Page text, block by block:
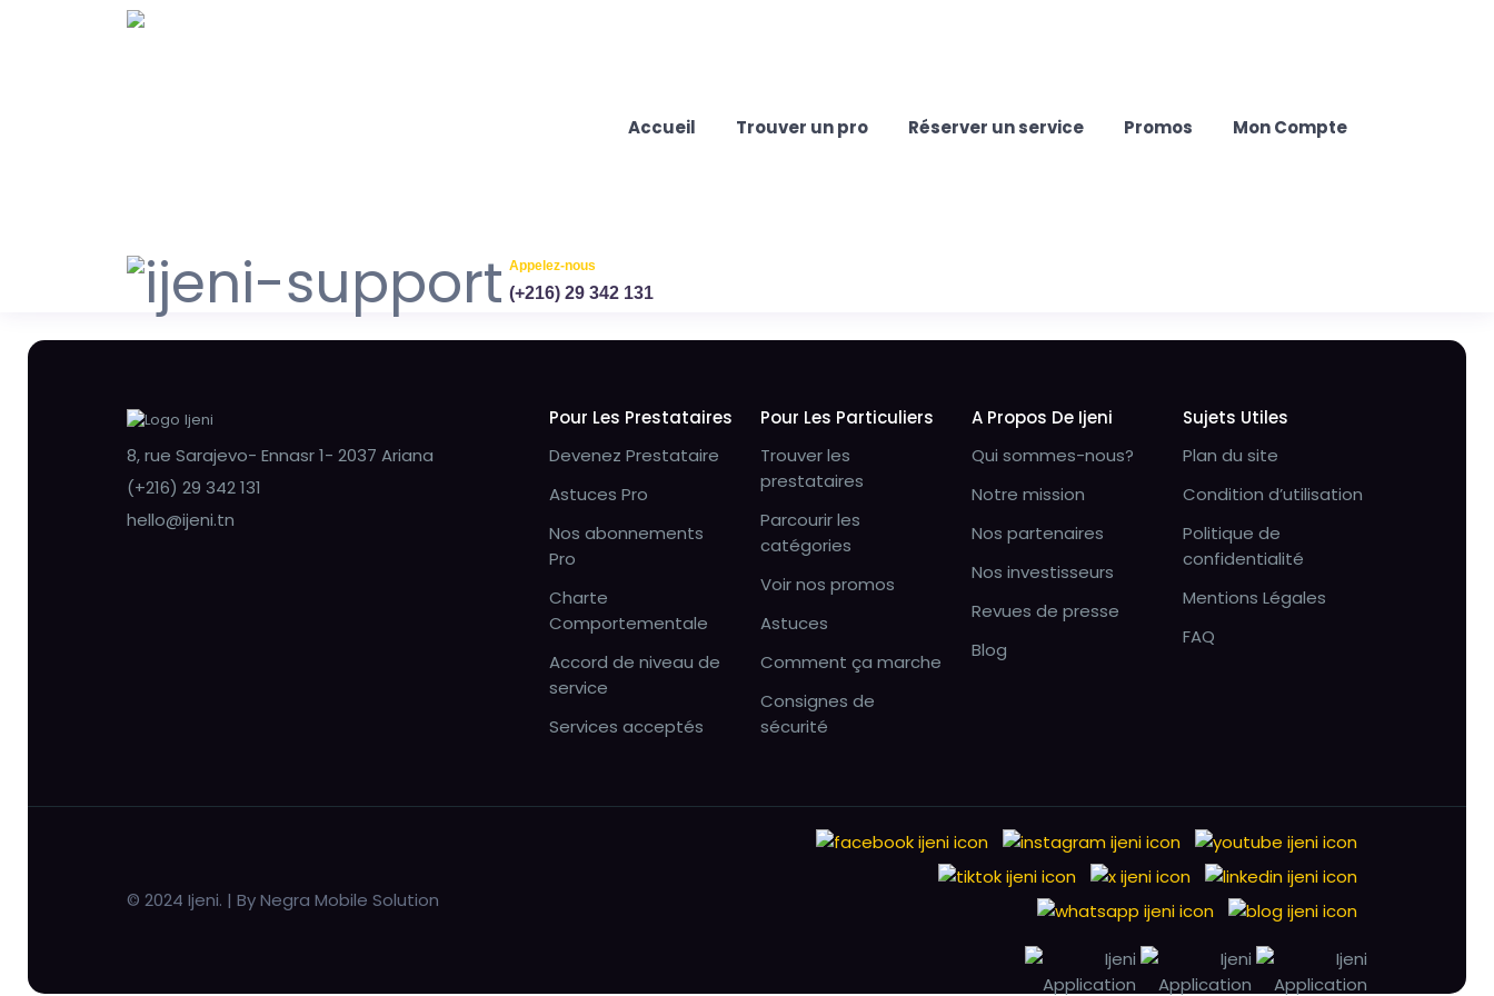
Accueil Trouver un pro Réserver un service Promos Mon Compte
Appelez-nous
(+216) 29 342 131
8, rue Sarajevo- Ennasr 1- 2037 Ariana
(+216) 29 342 131
hello@ijeni.tn
Pour Les Prestataires
Devenez Prestataire
Astuces Pro
Nos abonnements
Pro
Charte
Comportementale
Accord de niveau de
service
Services acceptés
Pour Les Particuliers
Trouver les
prestataires
Parcourir les
catégories
Voir nos promos
Astuces
Comment ça marche
Consignes de
sécurité
A Propos De Ijeni
Qui sommes-nous?
Notre mission
Nos partenaires
Nos investisseurs
Revues de presse
Blog
Sujets Utiles
Plan du site
Condition d’utilisation
Politique de
confidentialité
Mentions Légales
FAQ
© 2024 Ijeni. | By Negra Mobile Solution